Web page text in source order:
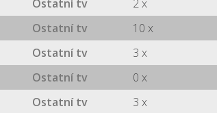
Ostatní tv
2 x
Ostatní tv
10 x
Ostatní tv
3 x
Ostatní tv
0 x
Ostatní tv
3 x